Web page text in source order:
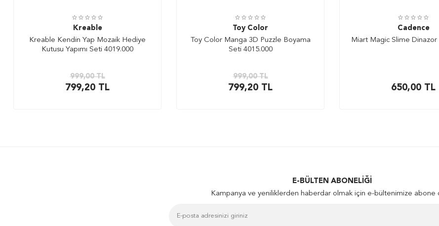
Kreable
Kreable Kendin Yap Mozaik Hediye
Kutusu Yapımı Seti 4019.000
999,00TL
799,20 TL
Toy Color
Toy Color Manga 3D Puzzle Boyama
Seti 4015.000
999,00TL
799,20 TL
Cadence
Miart Magic Slime Dinazor
650,00 TL
E-BÜLTEN ABONELIĞI
Kampanya ve yeniliklerden haberdar olmak için e-bültenimize abone